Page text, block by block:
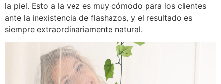
la piel. Esto a la vez es muy cómodo para los clientes
ante la inexistencia de flashazos, y el resultado es
siempre extraordinariamente natural.